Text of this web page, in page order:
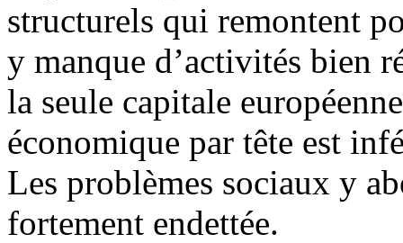
structurels qui remontent
y manque d’activités bien
la seule capitale
économique par tête est
Les problèmes sociaux y
fortement endettée.